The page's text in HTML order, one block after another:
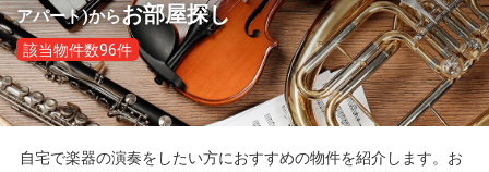
アパート)からお部屋探し
該当物件数96件
自宅で楽器の演奏をしたい方におすすめの物件を紹介します。お